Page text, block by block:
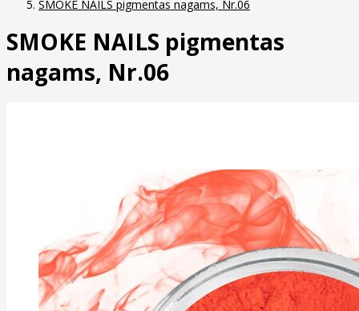
SMOKE NAILS pigmentas nagams, Nr.06
SMOKE NAILS pigmentas
nagams, Nr.06